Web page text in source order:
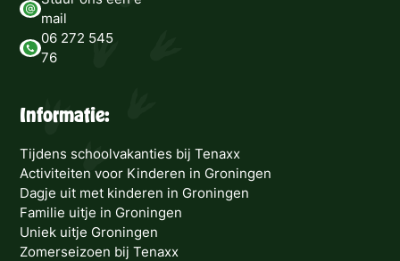
mail
06 272 545
76
Informatie:
Tijdens schoolvakanties bij Tenaxx
Activiteiten voor Kinderen in Groningen
Dagje uit met kinderen in Groningen
Familie uitje in Groningen
Uniek uitje Groningen
Zomerseizoen bij Tenaxx